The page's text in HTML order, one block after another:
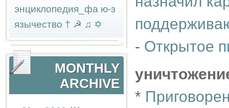
энциклопедия_фа ю-з
язычество † ☭ ♫ ✡
MONTHLY
ARCHIVE
- Открытое
*